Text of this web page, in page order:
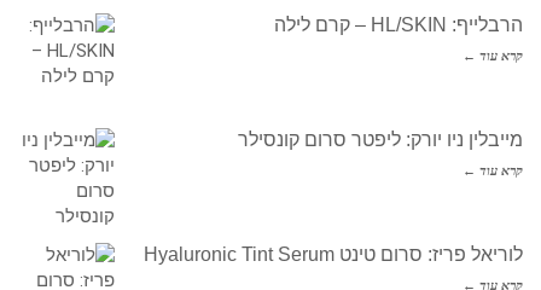
הרבלייף: HL/SKIN – קרם לילה
קרא עוד ←
מייבלין ניו יורק: ליפטר סרום קונסילר
קרא עוד ←
לוריאל פריז: סרום טינט Hyaluronic Tint Serum
קרא עוד ←